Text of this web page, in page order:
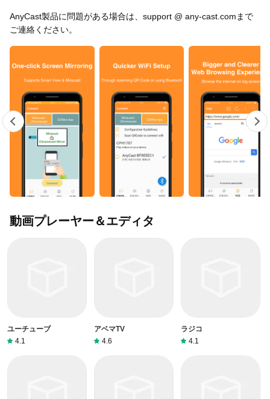
AnyCast製品に問題がある場合は、support @ any-cast.comまで
ご連絡ください。
動画プレーヤー＆エディタ
ユーチューブ
4.1
アベマTV
4.6
ラジコ
4.1